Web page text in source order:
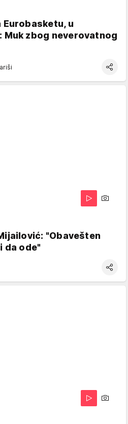
Eurobasketu, u
Muk zbog neverovatnog
"Obavešten
da ode"